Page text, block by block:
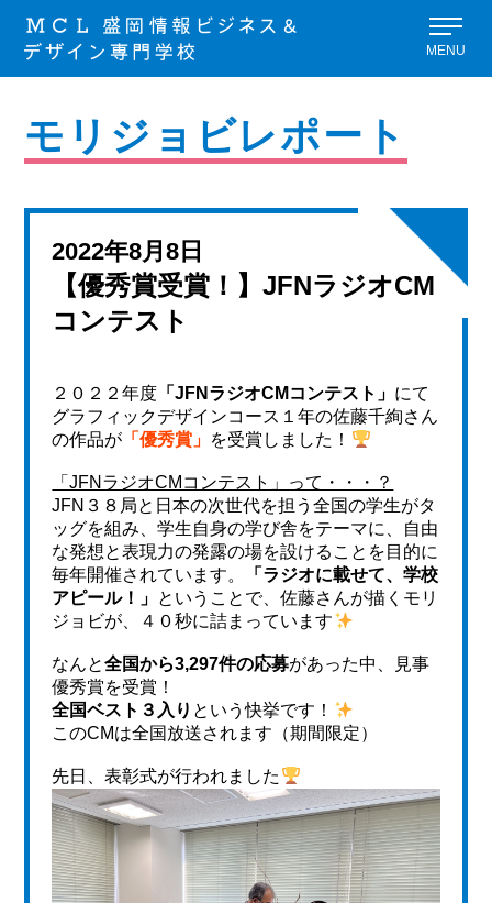
MENU
モリジョビレポート
2022年8月8日
【優秀賞受賞！】JFNラジオCM
コンテスト
２０２２年度 「JFNラジオCMコンテスト」 にて
グラフィックデザインコース１年の佐藤千絢さん
の作品が 「優秀賞」 を受賞しました！
「JFNラジオCMコンテスト」って・・・？
JFN３８局と日本の次世代を担う全国の学生がタ
ッグを組み、学生自身の学び舎をテーマに、自由
な発想と表現力の発露の場を設けることを目的に
毎年開催されています。
「ラジオに載せて、学校
アピール！」 ということで、佐藤さんが描くモリ
ジョビが、４０秒に詰まっています
なんと全国から3,297件の応募があった中、見事
優秀賞を受賞！
全国ベスト３入り という快挙です！
このCMは全国放送されます（期間限定）
先日、表彰式が行われました